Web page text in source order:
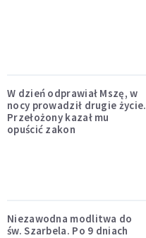
W dzień odprawiał Mszę, w
nocy prowadził drugie życie.
Przełożony kazał mu
opuścić zakon
Niezawodna modlitwa do
św. Szarbela. Po 9 dniach